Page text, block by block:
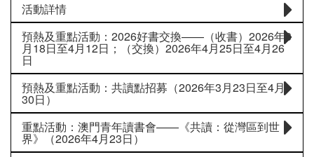
活動詳情
預熱及重點活動：2026好書交換——（收書）2026年3
月18日至4月12日；（交換）2026年4月25日至4月26
日
預熱及重點活動：共讀點招募（2026年3月23日至4月
30日）
重點活動：澳門青年讀書會——《共讀：從灣區到世
界》（2026年4月23日）